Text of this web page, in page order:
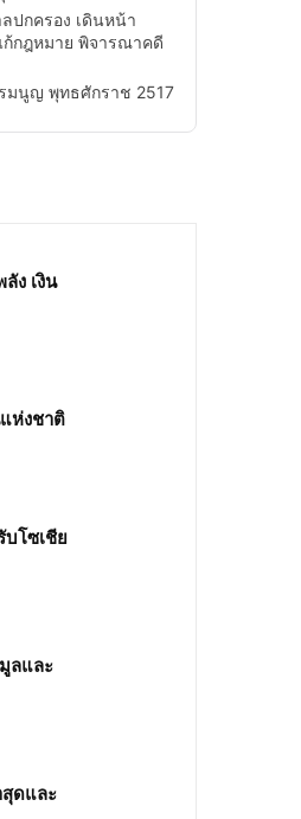
ปกครอง เดินหน้า
กฎหมาย พิจารณาคดี
มนูญ พุทธศักราช 2517
ง เงิน
ห่งชาติ
บโซเชีย
ลและ
สุดและ